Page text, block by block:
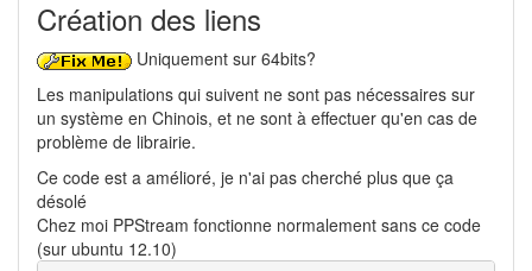
Création des liens
Uniquement sur 64bits?
Les manipulations qui suivent ne sont pas nécessaires sur
un système en Chinois, et ne sont à effectuer qu'en cas de
problème de librairie.
Ce code est a amélioré, je n'ai pas cherché plus que ça
désolé
Chez moi PPStream fonctionne normalement sans ce code
(sur ubuntu 12.10)